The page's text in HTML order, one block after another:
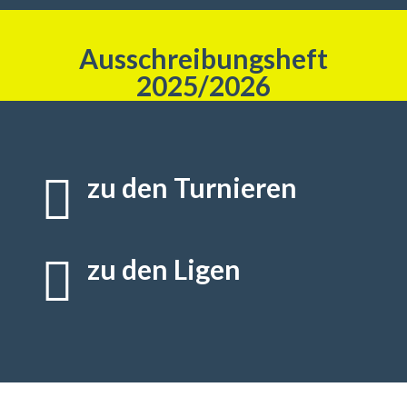
Ausschreibungsheft
2025/2026
 zu den Turnieren
 zu den Ligen